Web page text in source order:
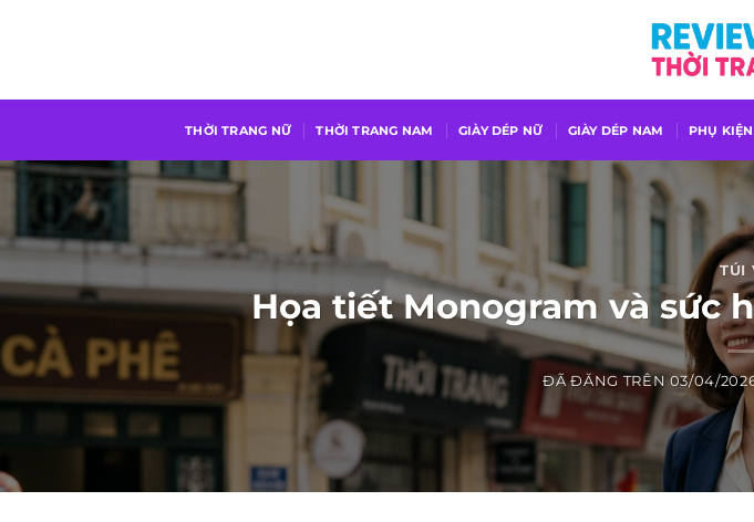
dung
THỜI TRANG NỮ THỜI TRANG NAM GIÀY DÉP NỮ GIÀY DÉP NAM PHỤ
TÚI
Họa tiết Monogram và sức
ĐÃ ĐĂNG TRÊN 03/04/